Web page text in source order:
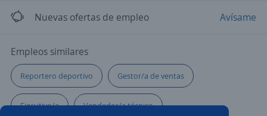
Nuevas ofertas de empleo Avísame
Empleos similares
Reportero deportivo Gestor/a de ventas
Ejecutivo/a Vendedor/a técnico